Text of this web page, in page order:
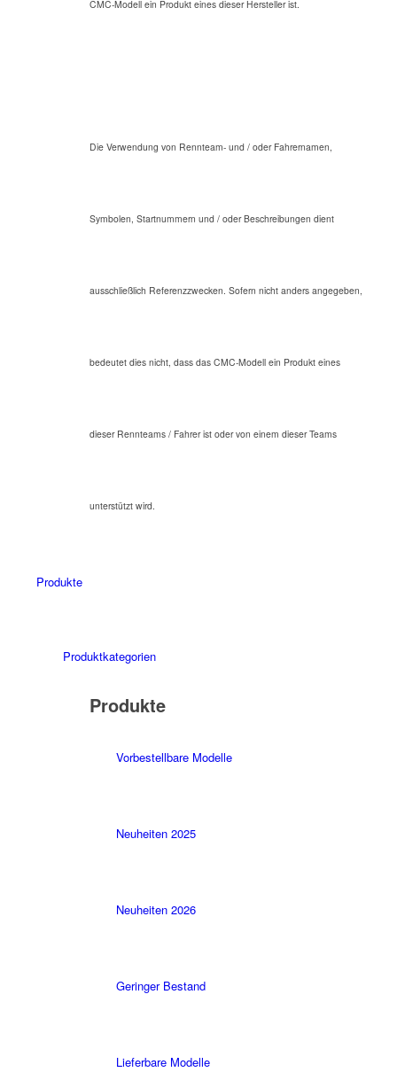
CMC-Modell ein Produkt eines dieser Hersteller ist.
Die Verwendung von Rennteam- und / oder Fahrernamen,
Symbolen, Startnummern und / oder Beschreibungen dient
ausschließlich Referenzzwecken. Sofern nicht anders angegeben,
bedeutet dies nicht, dass das CMC-Modell ein Produkt eines
dieser Rennteams / Fahrer ist oder von einem dieser Teams
unterstützt wird.
Produkte
Produktkategorien
Produkte
Vorbestellbare Modelle
Neuheiten 2025
Neuheiten 2026
Geringer Bestand
Lieferbare Modelle